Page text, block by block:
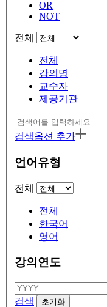
OR
NOT
전체
전체
강의명
교수자
제공기관
검색옵션 추가
언어유형
전체
전체
한국어
영어
강의연도
검색